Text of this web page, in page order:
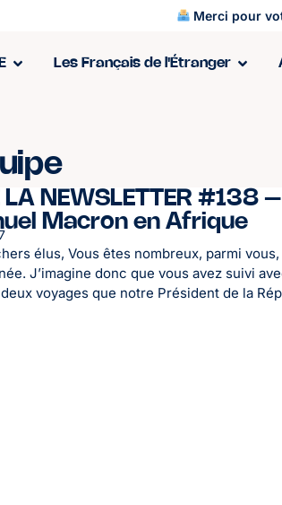
Merci pour
Les Français de l'Étranger
LA NEWSLETTER #138
Macron en Afrique
élus, Vous êtes nombreux, parmi
J’imagine donc que vous avez suivi
voyages que notre Président de la